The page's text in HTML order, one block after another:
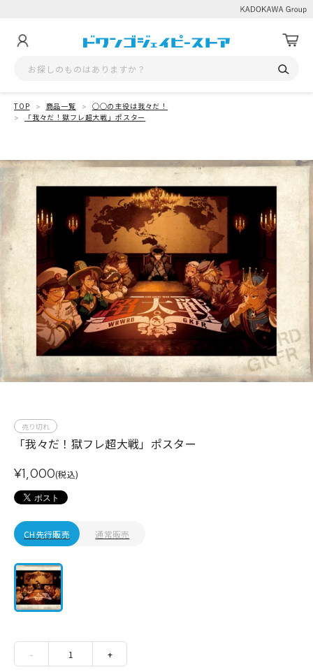
TOP 商品一覧
◯◯の主役は我々だ！
「我々だ！獄フレ超大戦」ポスター
売り切れ
「我々だ！獄フレ超大戦」ポスター
¥1,000(税込)
CH先行販売 通常販売
- 1 +